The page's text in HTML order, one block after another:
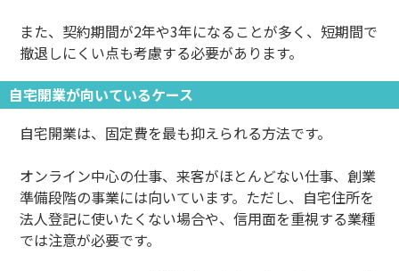
また、契約期間が2年や3年になることが多く、短期間で
撤退しにくい点も考慮する必要があります。
自宅開業が向いているケース
自宅開業は、固定費を最も抑えられる方法です。
オンライン中心の仕事、来客がほとんどない仕事、創業
準備段階の事業には向いています。ただし、自宅住所を
法人登記に使いたくない場合や、信用面を重視する業種
では注意が必要です。